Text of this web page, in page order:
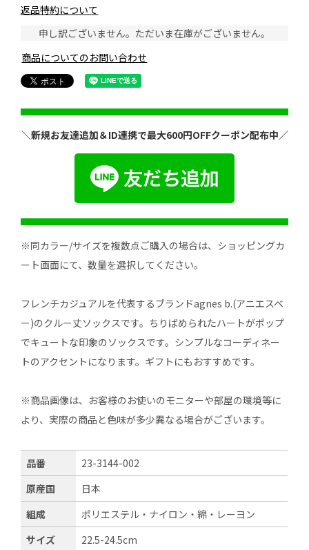
返品特約について
申し訳ございません。ただいま在庫がございません。
商品についてのお問い合わせ
＼新規お友達追加＆ID連携で最大600円OFFクーポン配布中／
※同カラー/サイズを複数点ご購入の場合は、ショッピングカ
ート画面にて、数量を選択してください。
フレンチカジュアルを代表するブランドagnes b.(アニエスベ
ー)のクルー丈ソックスです。ちりばめられたハートがポップ
でキュートな印象のソックスです。シンプルなコーディネー
トのアクセントになります。ギフトにもおすすめです。
※商品画像は、お客様のお使いのモニターや部屋の環境等に
より、実際の商品と色味が多少異なる場合がございます。
品番
23-3144-002
原産国
日本
組成
ポリエステル・ナイロン・綿・レーヨン
サイズ
22.5-24.5cm